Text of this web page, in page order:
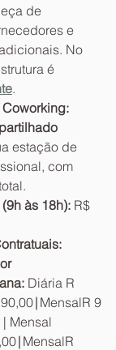
de
e
No
é
.
estação de
com
às 18h): R$
Diária R
9
| Mensal